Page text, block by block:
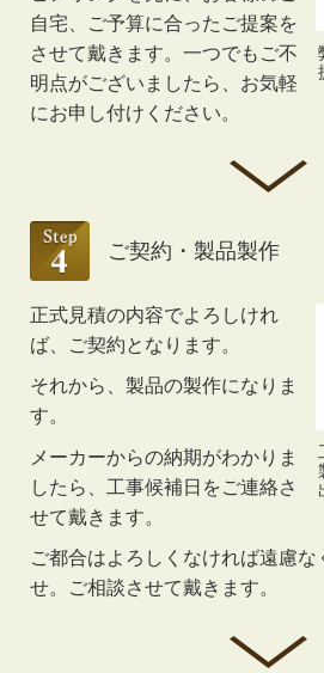
自宅、ご予算に合ったご提案を
させて戴きます。一つでもご不
明点がございましたら、お気軽
にお申し付けください。
ご契約・製品製作
正式見積の内容でよろしけれ
ば、ご契約となります。
それから、製品の製作になりま
す。
メーカーからの納期がわかりま
したら、工事候補日をご連絡さ
せて戴きます。
ご都合はよろしくなければ遠慮な
せ。ご相談させて戴きます。